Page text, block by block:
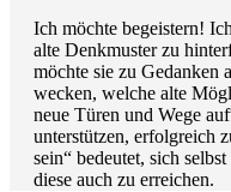
Ich möchte begeistern!
alte Denkmuster zu
möchte sie zu Gedanken
wecken, welche alte
neue Türen und Wege
unterstützen, erfolgreich
sein“ bedeutet, sich
diese auch zu erreichen.